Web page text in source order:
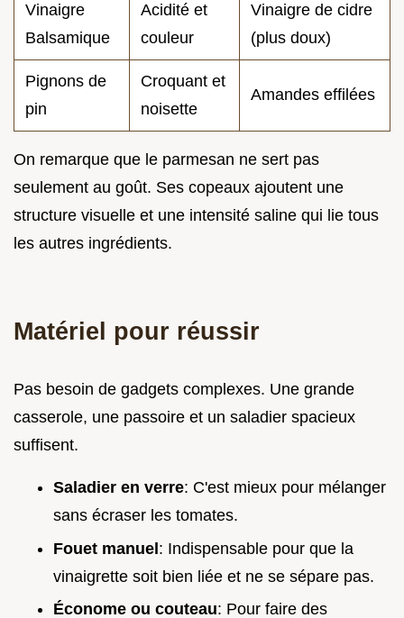
Vinaigre
Balsamique
Acidité et
couleur
Vinaigre de cidre
(plus doux)
Pignons de
pin
Croquant et
noisette
Amandes effilées
On remarque que le parmesan ne sert pas
seulement au goût. Ses copeaux ajoutent une
structure visuelle et une intensité saline qui lie tous
les autres ingrédients.
Matériel pour réussir
Pas besoin de gadgets complexes. Une grande
casserole, une passoire et un saladier spacieux
suffisent.
Saladier en verre: C'est mieux pour mélanger
sans écraser les tomates.
Fouet manuel: Indispensable pour que la
vinaigrette soit bien liée et ne se sépare pas.
Économe ou couteau: Pour faire des